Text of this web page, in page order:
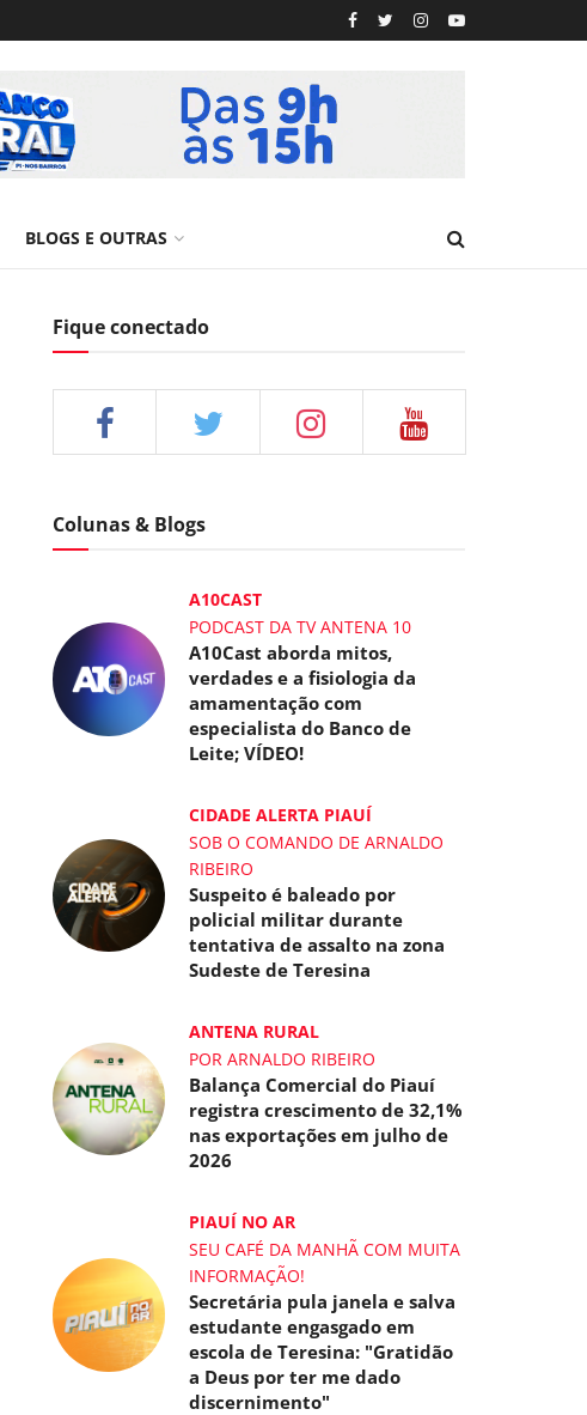
BLOGS E OUTRAS
Fique conectado
Colunas & Blogs
A10CAST
PODCAST DA TV ANTENA 10
A10Cast aborda mitos,
verdades e a fisiologia da
amamentação com
especialista do Banco de
Leite; VÍDEO!
CIDADE ALERTA PIAUÍ
SOB O COMANDO DE ARNALDO
RIBEIRO
Suspeito é baleado por
policial militar durante
tentativa de assalto na zona
Sudeste de Teresina
ANTENA RURAL
POR ARNALDO RIBEIRO
Balança Comercial do Piauí
registra crescimento de 32,1%
nas exportações em julho de
2026
PIAUÍ NO AR
SEU CAFÉ DA MANHÃ COM MUITA
INFORMAÇÃO!
Secretária pula janela e salva
estudante engasgado em
escola de Teresina: "Gratidão
a Deus por ter me dado
discernimento"